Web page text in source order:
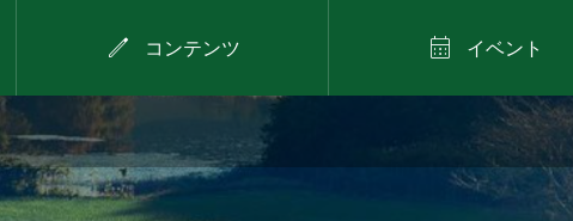
 コンテンツ  イベント
2026年8月11日
にしたに野菜のバーベ